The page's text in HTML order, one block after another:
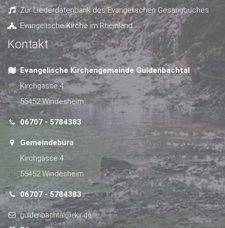
Zur Liederdatenbank des Evangelischen Gesangbuches
Evangelische Kirche im Rheinland
Kontakt
Evangelische Kirchengemeinde Guldenbachtal
Kirchgasse 4
55452 Windesheim
06707 - 5784383
Gemeindebüro
Kirchgasse 4
55452 Windesheim
06707 - 5784383
guldenbachtal@ekir.de